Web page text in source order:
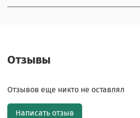
Отзывы
Отзывов еще никто не оставлял
Написать отзыв